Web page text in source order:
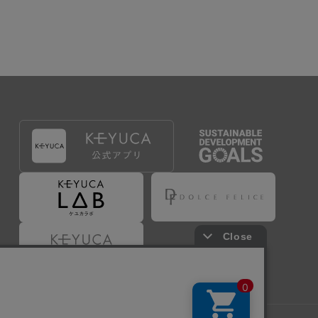
ることで登録することが出来ます。
判断した場合は、弊社は、その登録を取り消す
事前に通知することなく一旦なされた登録を取